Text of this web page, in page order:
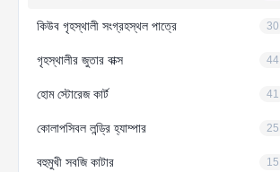
কিউব গৃহস্থালী সংগ্রহস্থল পাত্রে 30
গৃহস্থালীর জুতার বাক্স 44
হোম স্টোরেজ কার্ট 41
কোলাপসিবল লন্ড্রি হ্যাম্পার 25
বহুমুখী সবজি কাটার 15